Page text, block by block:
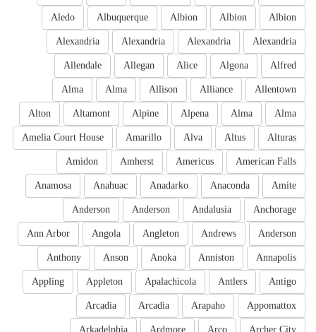
Albion
Albion
Albion
Albuquerque
Aledo
Alexandria
Alexandria
Alexandria
Alexandria
Alfred
Algona
Alice
Allegan
Allendale
Allentown
Alliance
Allison
Alma
Alma
Alma
Alma
Alpena
Alpine
Altamont
Alton
Alturas
Altus
Alva
Amarillo
Amelia Court House
American Falls
Americus
Amherst
Amidon
Amite
Anaconda
Anadarko
Anahuac
Anamosa
Anchorage
Andalusia
Anderson
Anderson
Anderson
Andrews
Angleton
Angola
Ann Arbor
Annapolis
Anniston
Anoka
Anson
Anthony
Antigo
Antlers
Apalachicola
Appleton
Appling
Appomattox
Arapaho
Arcadia
Arcadia
Archer City
Arco
Ardmore
Arkadelphia